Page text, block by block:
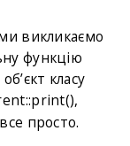
викликаємо
функцію
класу
просто.